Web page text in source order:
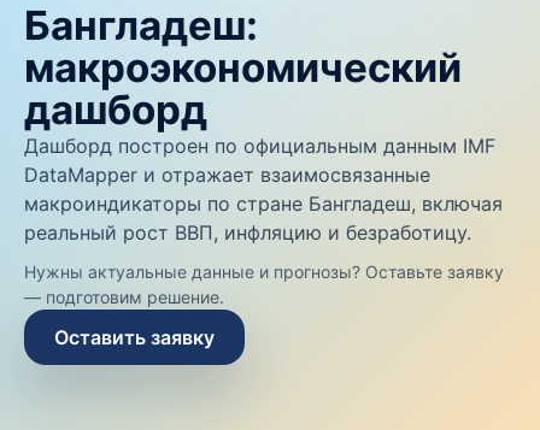
Бангладеш:
макроэкономический
дашборд
Дашборд построен по официальным данным IMF
DataMapper и отражает взаимосвязанные
макроиндикаторы по стране Бангладеш, включая
реальный рост ВВП, инфляцию и безработицу.
Нужны актуальные данные и прогнозы? Оставьте заявку
— подготовим решение.
Оставить заявку